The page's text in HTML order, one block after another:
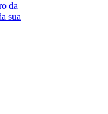
da
sua